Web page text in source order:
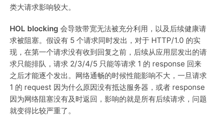
类大请求影响较大。
HOL blocking 会导致带宽无法被充分利用，以及后续健康请
求被阻塞。假设有 5 个请求同时发出，对于 HTTP/1.0 的实
现，在第一个请求没有收到回复之前，后续从应用层发出的请
求只能排队，请求 2/3/4/5 只能等请求 1 的 response 回来
之后才能逐个发出。网络通畅的时候性能影响不大，一旦请求
1 的 request 因为什么原因没有抵达服务器，或者 response
因为网络阻塞没有及时返回，影响的就是所有后续请求，问题
就变得比较严重了。